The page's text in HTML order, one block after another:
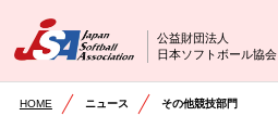
公益財団法人
日本ソフトボール協会
HOME ニュース その他競技部門